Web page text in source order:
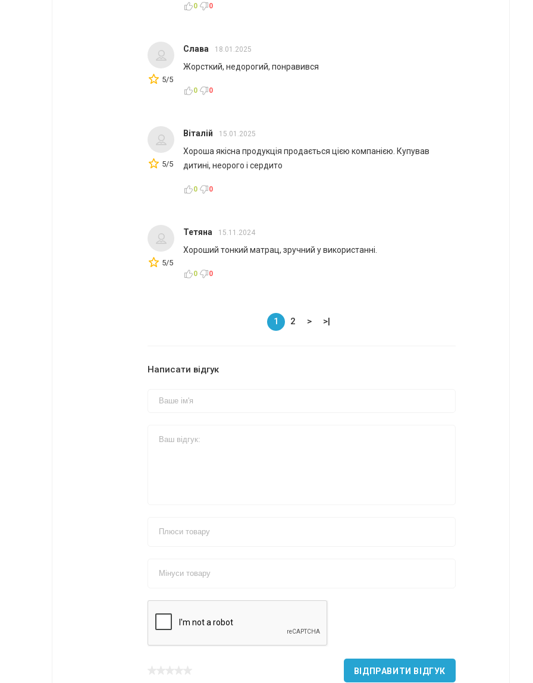
0 0
5/5
Слава 18.01.2025
Жорсткий, недорогий, понравився
0 0
5/5
Віталій 15.01.2025
Хороша якісна продукція продається цією компанією. Купував
дитині, неорого і сердито
0 0
5/5
Тетяна 15.11.2024
Хороший тонкий матрац, зручний у використанні.
0 0
1 2 > >|
Написати відгук
ВІДПРАВИТИ ВІДГУК